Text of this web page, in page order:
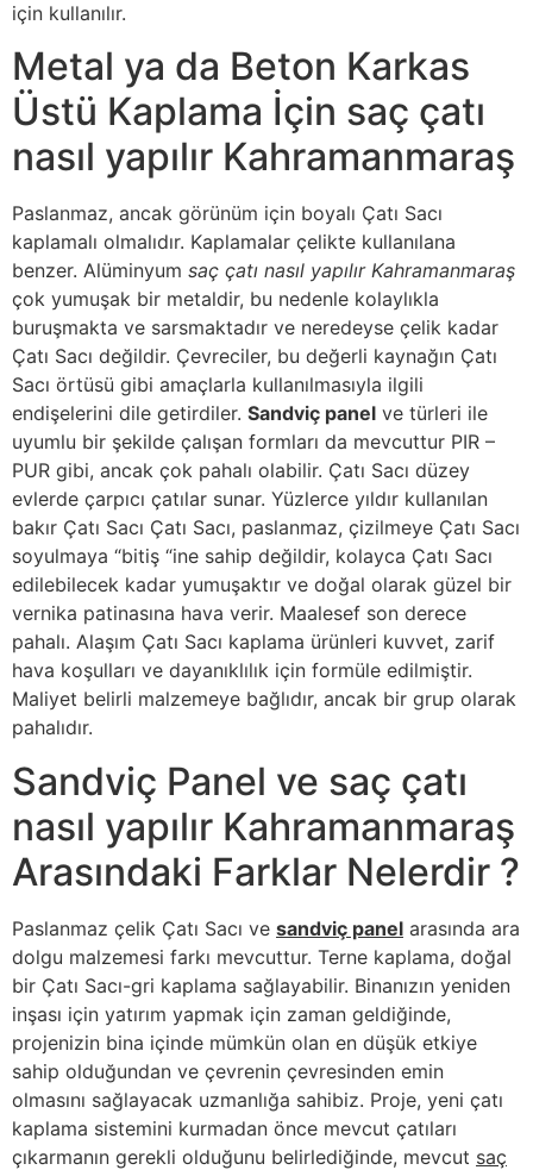
için kullanılır.
Metal ya da Beton Karkas
Üstü Kaplama İçin saç çatı
nasıl yapılır Kahramanmaraş
Paslanmaz, ancak görünüm için boyalı Çatı Sacı
kaplamalı olmalıdır. Kaplamalar çelikte kullanılana
benzer. Alüminyum saç çatı nasıl yapılır Kahramanmaraş
çok yumuşak bir metaldir, bu nedenle kolaylıkla
buruşmakta ve sarsmaktadır ve neredeyse çelik kadar
Çatı Sacı değildir. Çevreciler, bu değerli kaynağın Çatı
Sacı örtüsü gibi amaçlarla kullanılmasıyla ilgili
endişelerini dile getirdiler. Sandviç panel ve türleri ile
uyumlu bir şekilde çalışan formları da mevcuttur PIR –
PUR gibi, ancak çok pahalı olabilir. Çatı Sacı düzey
evlerde çarpıcı çatılar sunar. Yüzlerce yıldır kullanılan
bakır Çatı Sacı Çatı Sacı, paslanmaz, çizilmeye Çatı Sacı
soyulmaya “bitiş “ine sahip değildir, kolayca Çatı Sacı
edilebilecek kadar yumuşaktır ve doğal olarak güzel bir
vernika patinasına hava verir. Maalesef son derece
pahalı. Alaşım Çatı Sacı kaplama ürünleri kuvvet, zarif
hava koşulları ve dayanıklılık için formüle edilmiştir.
Maliyet belirli malzemeye bağlıdır, ancak bir grup olarak
pahalıdır.
Sandviç Panel ve saç çatı
nasıl yapılır Kahramanmaraş
Arasındaki Farklar Nelerdir ?
Paslanmaz çelik Çatı Sacı ve sandviç panel arasında ara
dolgu malzemesi farkı mevcuttur. Terne kaplama, doğal
bir Çatı Sacı-gri kaplama sağlayabilir. Binanızın yeniden
inşası için yatırım yapmak için zaman geldiğinde,
projenizin bina içinde mümkün olan en düşük etkiye
sahip olduğundan ve çevrenin çevresinden emin
olmasını sağlayacak uzmanlığa sahibiz. Proje, yeni çatı
kaplama sistemini kurmadan önce mevcut çatıları
çıkarmanın gerekli olduğunu belirlediğinde, mevcut saç